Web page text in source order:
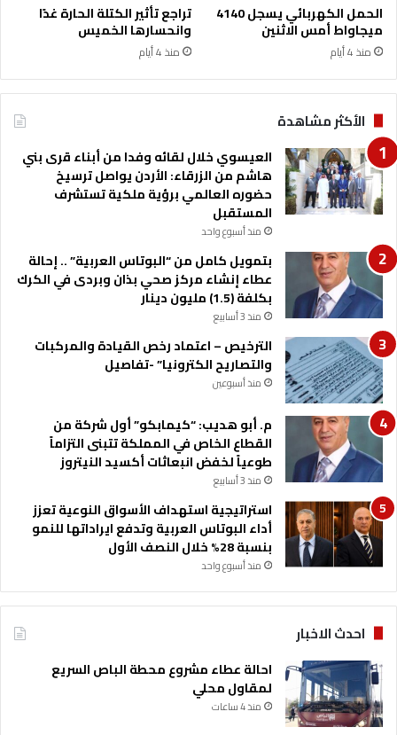
الحمل الكهربائي يسجل 4140
ميجاواط أمس الاثنين
منذ 4 أيام
تراجع تأثير الكتلة الحارة غدًا
وانحسارها الخميس
منذ 4 أيام
الأكثر مشاهدة
العيسوي خلال لقائه وفدا من أبناء قرى بني
هاشم من الزرقاء: الأردن يواصل ترسيخ
حضوره العالمي برؤية ملكية تستشرف
المستقبل
منذ أسبوع واحد
بتمويل كامل من “البوتاس العربية” .. إحالة
عطاء إنشاء مركز صحي بذان وبردى في الكرك
بكلفة (1.5) مليون دينار
منذ 3 أسابيع
الترخيص – اعتماد رخص القيادة والمركبات
والتصاريح الكترونيا” -تفاصيل
منذ أسبوعين
م. أبو هديب: “كيمابكو” أول شركة من
القطاع الخاص في المملكة تتبنى التزاماً
طوعياً لخفض انبعاثات أكسيد النيتروز
منذ 3 أسابيع
استراتيجية استهداف الأسواق النوعية تعزز
أداء البوتاس العربية وتدفع ايراداتها للنمو
بنسبة 28% خلال النصف الأول
منذ أسبوع واحد
احدث الاخبار
احالة عطاء مشروع محطة الباص السريع
لمقاول محلي
منذ 4 ساعات